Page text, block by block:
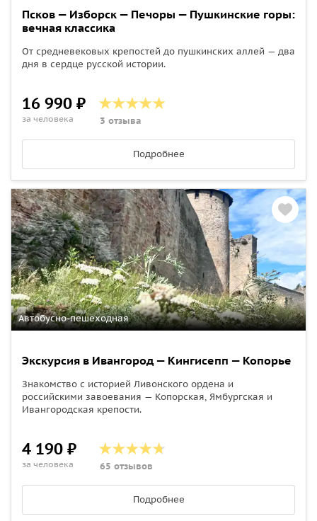
Псков — Изборск — Печоры — Пушкинские горы:
вечная классика
От средневековых крепостей до пушкинских аллей — два
дня в сердце русской истории.
16 990 ₽
за человека 3 отзыва
Подробнее
Автобусно-пешеходная
Экскурсия в Ивангород — Кингисепп — Копорье
Знакомство с историей Ливонского ордена и
российскими завоевания — Копорская, Ямбургская и
Ивангородская крепости.
4 190 ₽
за человека 65 отзывов
Подробнее